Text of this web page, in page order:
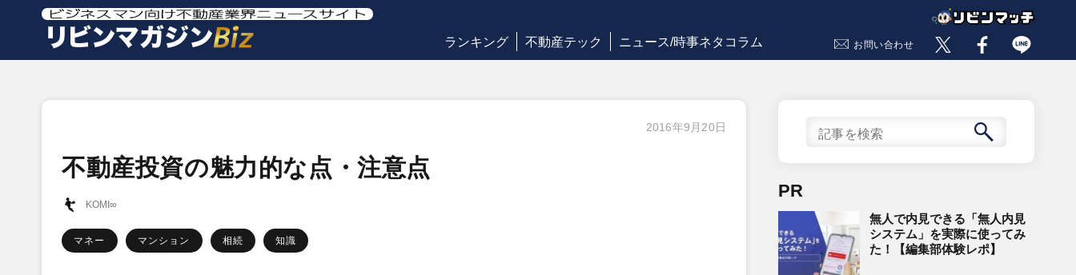
ランキング 不動産テック ニュース/時事ネタコラム お問い合わせ
2016年9月20日
不動産投資の魅力的な点・注意点
KOMI∞
マネー マンション 相続 知識
PR
無人で内見できる「無人内見
システム」を実際に使ってみ
た！【編集部体験レポ】